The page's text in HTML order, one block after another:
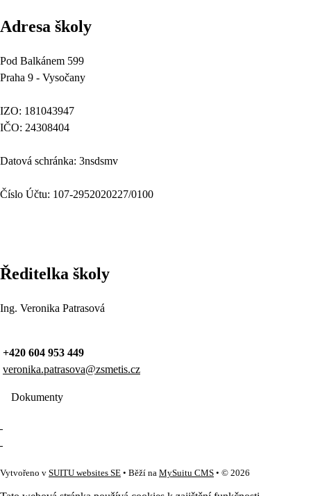
Adresa školy
Pod Balkánem 599
Praha 9 - Vysočany
IZO: 181043947
IČO: 24308404
Datová schránka: 3nsdsmv
Číslo Účtu: 107-2952020227/0100
Ředitelka školy
Ing. Veronika Patrasová
+420 604 953 449
veronika.patrasova@zsmetis.cz
Dokumenty
Vytvořeno v SUITU websites SE • Běží na MySuitu CMS • © 2026